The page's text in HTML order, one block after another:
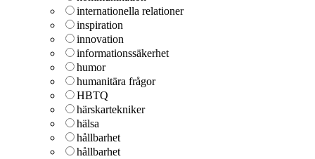
internationella relationer
inspiration
innovation
informationssäkerhet
humor
humanitära frågor
HBTQ
härskartekniker
hälsa
hållbarhet
hållbarhet